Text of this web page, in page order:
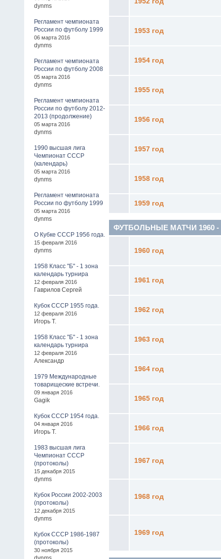
dynms
Регламент чемпионата
России по футболу 1999
06 марта 2016
dynms
Регламент чемпионата
России по футболу 2008
05 марта 2016
dynms
Регламент чемпионата
России по футболу 2012-
2013 (продолжение)
05 марта 2016
dynms
1990 высшая лига
Чемпионат СССР
(календарь)
05 марта 2016
dynms
Регламент чемпионата
России по футболу 1999
05 марта 2016
dynms
О Кубке СССР 1956 года.
15 февраля 2016
dynms
1958 Класс "Б" - 1 зона
календарь турнира
12 февраля 2016
Гаврилов Сергей
Кубок СССР 1955 года.
12 февраля 2016
Игорь Т.
1958 Класс "Б" - 1 зона
календарь турнира
12 февраля 2016
Александр
1979 Международные
товарищеские встречи.
09 января 2016
Gagik
Кубок СССР 1954 года.
04 января 2016
Игорь Т.
1983 высшая лига
Чемпионат СССР
(протоколы)
15 декабря 2015
dynms
Кубок России 2002-2003
(протоколы)
12 декабря 2015
dynms
Кубок СССР 1986-1987
(протоколы)
30 ноября 2015
1953 год
1954 год
1955 год
1956 год
1957 год
1958 год
1959 год
ФУТБОЛЬНЫЕ МАТЧИ 1960 -
1960 год
1961 год
1962 год
1963 год
1964 год
1965 год
1966 год
1967 год
1968 год
1969 год